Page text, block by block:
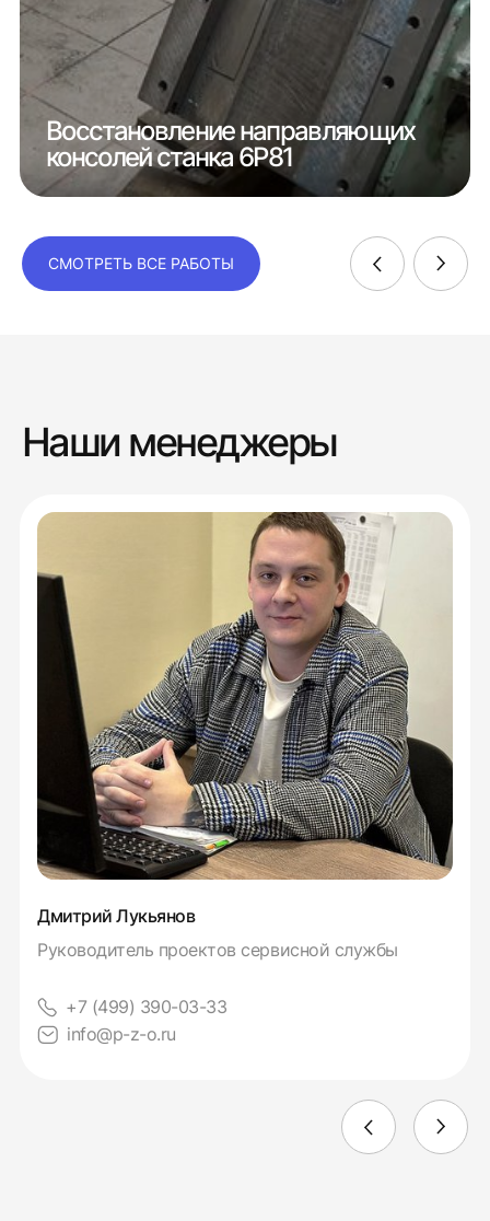
Восстановление направляющих
консолей станка 6Р81
СМОТРЕТЬ ВСЕ РАБОТЫ
Наши менеджеры
Дмитрий Лукьянов
Руководитель проектов сервисной службы
+7 (499) 390-03-33
info@p-z-o.ru